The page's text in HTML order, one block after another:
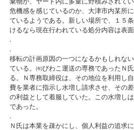
危機感を感じているのか、大津市内某所
ているようである。新しい場所で、１５
けるなら現在行われている処分内容は表面
.
.
移転の計画原因の一つになるかもしれな
ている。㈲びわこ運送の専務であったＮ
る。Ｎ専務取締役は、その地位を利用し
費を業者に指示し水増し請求させ、その
の利益として着服していた。この水増し
であった。
.
Ｎ氏は本業を疎かにし、個人利益の追求